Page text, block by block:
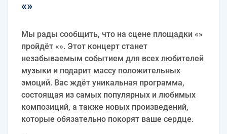
«»
Мы рады сообщить, что на сцене площадки «»
пройдёт «». Этот концерт станет
незабываемым событием для всех любителей
музыки и подарит массу положительных
эмоций. Вас ждёт уникальная программа,
состоящая из самых популярных и любимых
композиций, а также новых произведений,
которые обязательно покорят ваше сердце.